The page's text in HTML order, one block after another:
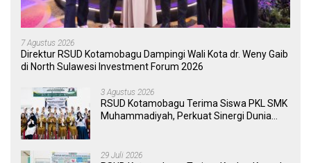
7 Agustus 2026
Direktur RSUD Kotamobagu Dampingi Wali Kota dr. Weny Gaib
di North Sulawesi Investment Forum 2026
3 Agustus 2026
RSUD Kotamobagu Terima Siswa PKL SMK
Muhammadiyah, Perkuat Sinergi Dunia
29 Juli 2026